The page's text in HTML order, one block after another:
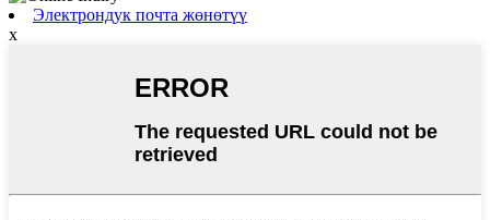
Электрондук почта жөнөтүү
x